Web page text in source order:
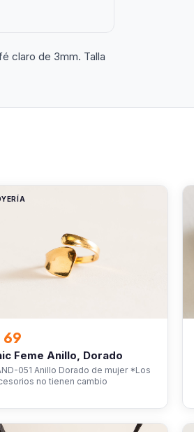
claro de 3mm. Talla
69
Feme Anillo, Dorado
051 Anillo Dorado de mujer *Los
no tienen cambio